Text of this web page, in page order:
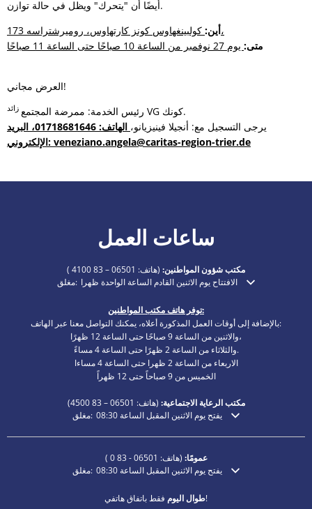
أيضًا أن "يتحرك" ويظل في حالة توازن.
أين:كولبينغهاوس كونز كارتهاوس، روميرشتراسه 173،
متى: يوم 27 نوفمبر من الساعة 10 صباحًا حتى الساعة 11 صباحًا
العرض مجاني!
رئيس الخدمة: ممرضة المجتمع زائد
VG كونك.
يرجى التسجيل مع: أنجيلا فينيزيانو،
الهاتف: 01718681646، البريد
الإلكتروني: veneziano.angela@caritas-region-trier.de
ساعات العمل
مكتب شؤون المواطنين: (هاتف:
)
انقر لإخفاء أوقات الفتح أو الإغلاق الإضافية
مغلق: الافتتاح يوم الاثنين القادم الساعة الواحدة ظهرا
توفر هاتف مكتب المواطنين:
بالإضافة إلى أوقات العمل المذكورة أعلاه، يمكنك التواصل معنا عبر الهاتف:
والاثنين من الساعة 9 صباحًا حتى الساعة 12 ظهرًا،
والثلاثاء من الساعة 2 ظهرًا حتى الساعة 4 مساءً.
الاربعاء من الساعة 2 ظهرا حتى الساعة 4 مساءا
الخميس من 9 صباحاً حتى 12 ظهراً
مكتب الرعاية الاجتماعية: (هاتف:
4500)
انقر لإخفاء أوقات الفتح أو الإغلاق الإضافية
مغلق: يفتح يوم الاثنين المقبل الساعة 08:30
عمومًا: (هاتف:
)
انقر لإخفاء أوقات الفتح أو الإغلاق الإضافية
مغلق: يفتح يوم الاثنين المقبل الساعة 08:30
طوال اليومفقط باتفاق هاتفي!